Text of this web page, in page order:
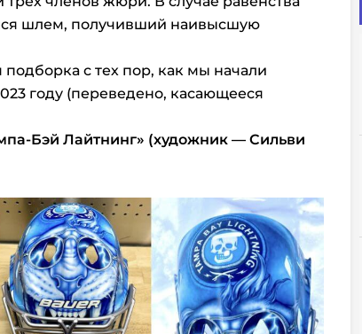
шлем, получивший наивысшую
с тех пор, как мы начали
году (переведено, касающееся
Бэй Лайтнинг» (художник — Сильви